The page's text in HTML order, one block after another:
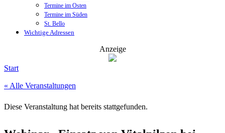
Termine im Osten
Termine im Süden
St. Bello
Wichtige Adressen
Anzeige
Start
« Alle Veranstaltungen
Diese Veranstaltung hat bereits stattgefunden.